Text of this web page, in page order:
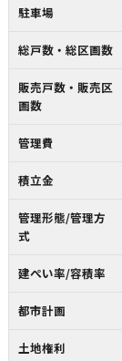
駐車場
総戸数・総区画数
販売戸数・販売区
画数
管理費
積立金
管理形態/管理方
式
建ぺい率/容積率
都市計画
土地権利